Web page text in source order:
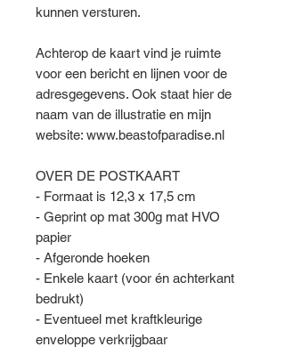
kunnen versturen.
Achterop de kaart vind je ruimte
voor een bericht en lijnen voor de
adresgegevens. Ook staat hier de
naam van de illustratie en mijn
website: www.beastofparadise.nl
OVER DE POSTKAART
- Formaat is 12,3 x 17,5 cm
- Geprint op mat 300g mat HVO
papier
- Afgeronde hoeken
- Enkele kaart (voor én achterkant
bedrukt)
- Eventueel met kraftkleurige
enveloppe verkrijgbaar